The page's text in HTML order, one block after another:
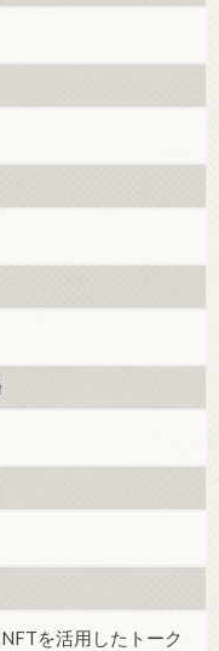
を活用したトーク